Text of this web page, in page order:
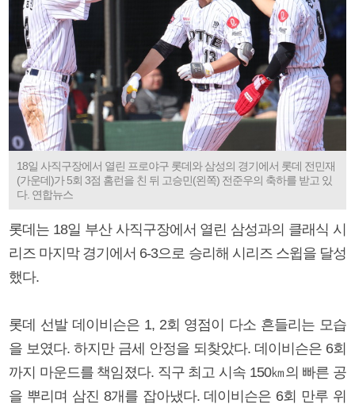
18일 사직구장에서 열린 프로야구 롯데와 삼성의 경기에서 롯데 전민재
(가운데)가 5회 3점 홈런을 친 뒤 고승민(왼쪽) 전준우의 축하를 받고 있
다. 연합뉴스
롯데는 18일 부산 사직구장에서 열린 삼성과의 클래식 시
리즈 마지막 경기에서 6-3으로 승리해 시리즈 스윕을 달성
했다.
롯데 선발 데이비슨은 1, 2회 영점이 다소 흔들리는 모습
을 보였다. 하지만 금세 안정을 되찾았다. 데이비슨은 6회
까지 마운드를 책임졌다. 직구 최고 시속 150㎞의 빠른 공
을 뿌리며 삼진 8개를 잡아냈다. 데이비슨은 6회 만루 위